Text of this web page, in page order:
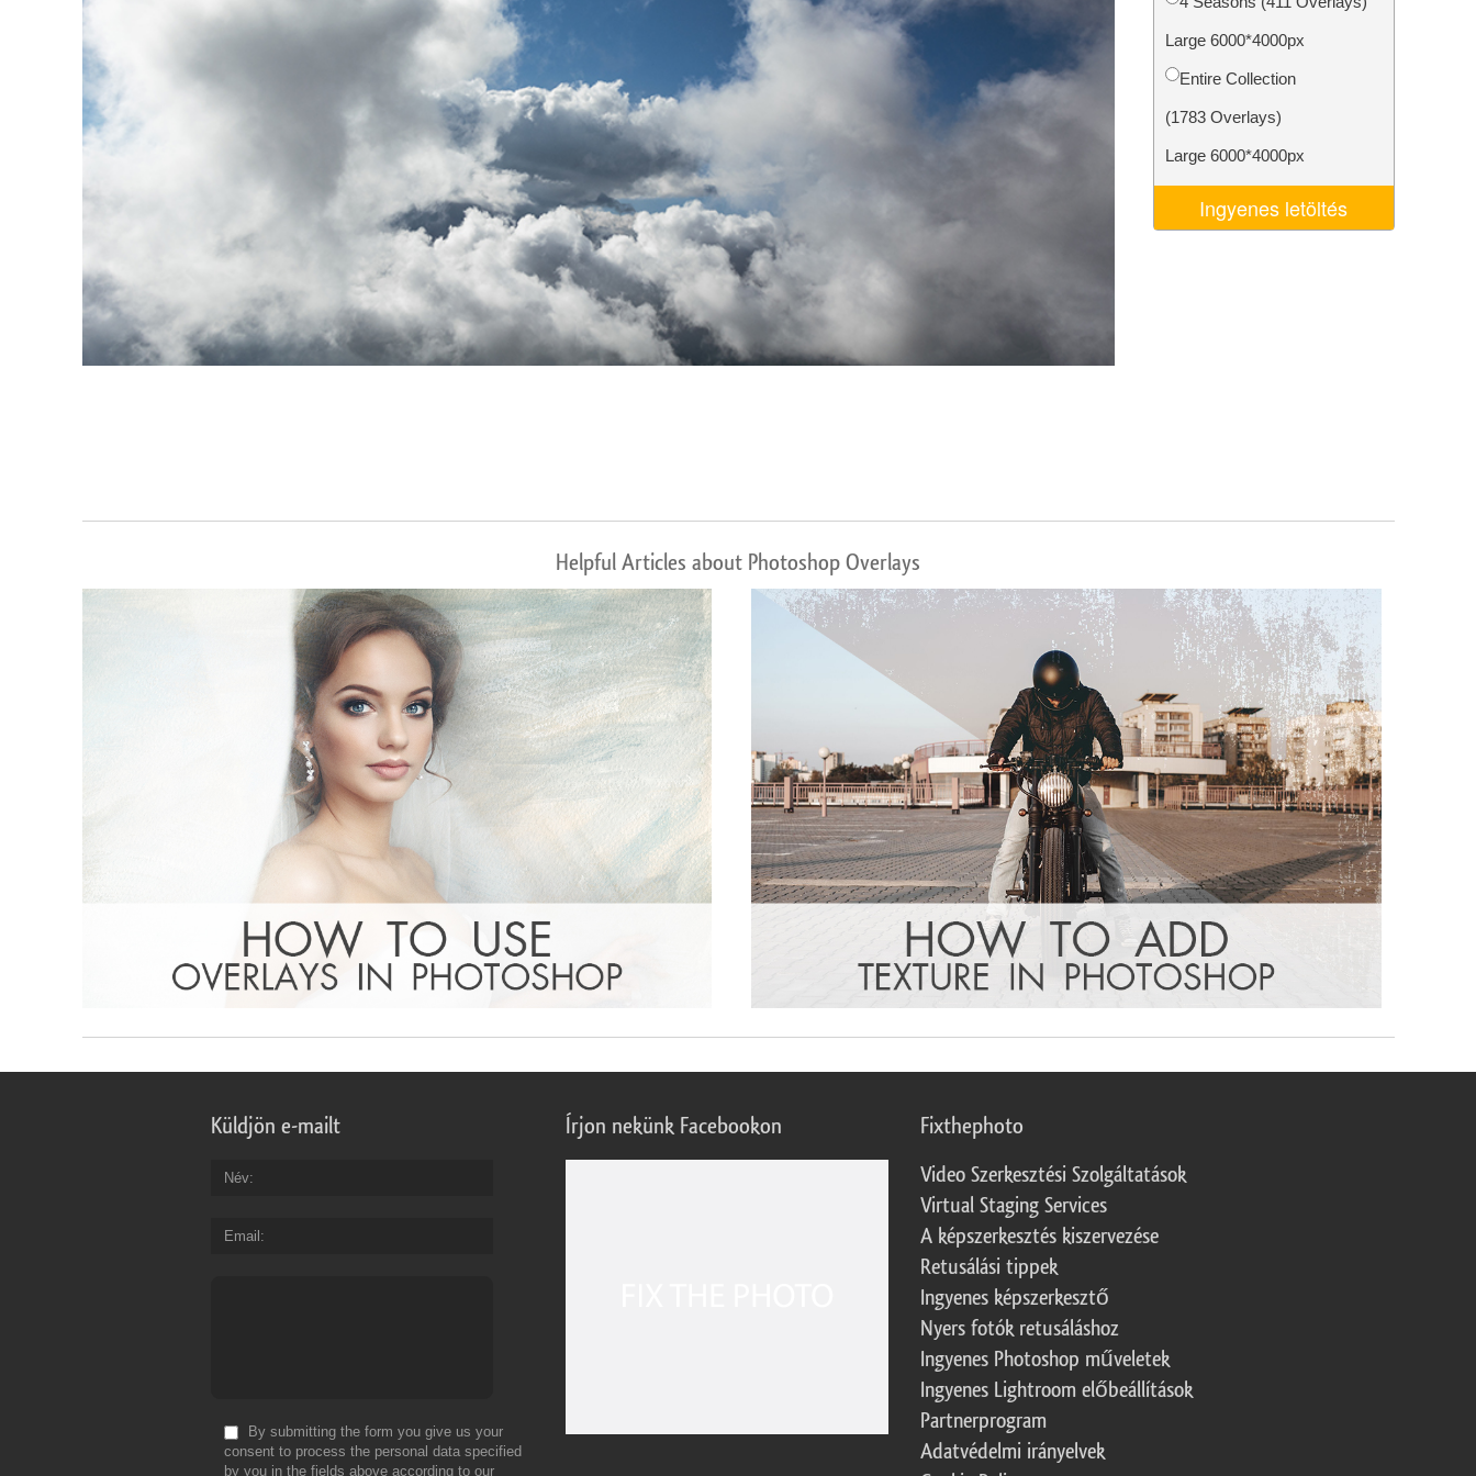
Dịch vụ chỉnh sửa sản phẩm Ékszer -retusálási szolgáltatások AI Képzési Adatok
Large 6000*4000px
Entire Collection
(1783 Overlays)
Large 6000*4000px
Ingyenes letöltés
Helpful Articles about Photoshop Overlays
Küldjön e-mailt
Név
Email
By submitting the form you give us your
consent to process the personal data specified
by you in the fields above according to our
Írjon nekünk Facebookon Fixthephoto
Video Szerkesztési Szolgáltatások
Virtual Staging Services
A képszerkesztés kiszervezése
Retusálási tippek
Ingyenes képszerkesztő
Nyers fotók retusáláshoz
Ingyenes Photoshop műveletek
Ingyenes Lightroom előbeállítások
Partnerprogram
Adatvédelmi irányelvek